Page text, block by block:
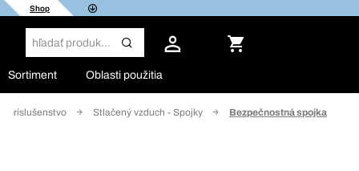
Shop
Sortiment Oblasti použitia
príslušenstvo Stlačený vzduch - Spojky Bezpečnostná spojka